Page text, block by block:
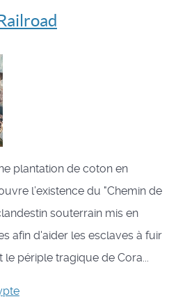
plantation de coton en
l’existence du "Chemin de
souterrain mis en
afin d'aider les esclaves à fuir
le périple tragique de Cora...